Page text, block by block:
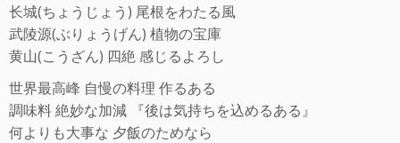
长城(ちょうじょう) 尾根をわたる風
武陵源(ぶりょうげん) 植物の宝庫
黄山(こうざん) 四絶 感じるよろし
世界最高峰 自慢の料理 作るある
調味料 絶妙な加減 『後は気持ちを込めるある』
何よりも大事な 夕飯のためなら